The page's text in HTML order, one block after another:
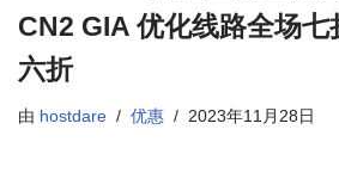
CN2 GIA 优化线路全场七
六折
由 hostdare 优惠 2023年11月28日